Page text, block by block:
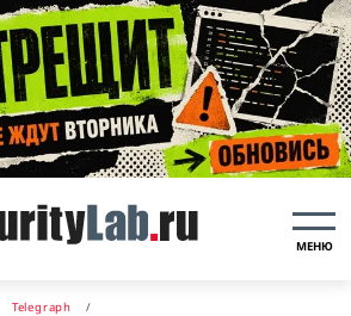
МЕНЮ
Telegraph